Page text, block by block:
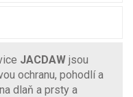
JACDAW jsou
ochranu, pohodlí a
dlaň a prsty a